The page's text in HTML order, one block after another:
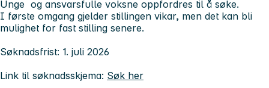
Unge og ansvarsfulle voksne oppfordres til å søke.
I første omgang gjelder stillingen vikar, men det kan bli
mulighet for fast stilling senere.
Søknadsfrist: 1. juli 2026
Link til søknadsskjema: Søk her